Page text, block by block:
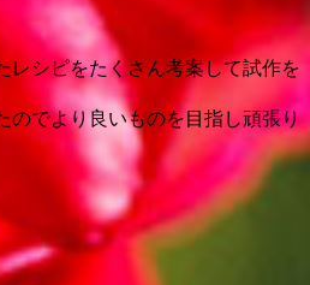
レシピをたくさん考案して試作を
のでより良いものを目指し頑張り